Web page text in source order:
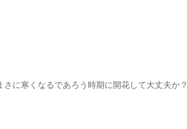
に寒くなるであろう時期に開花して大丈夫か？